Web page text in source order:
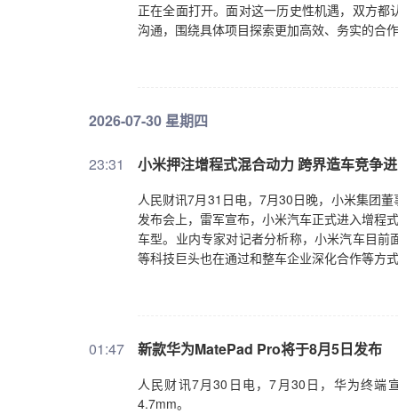
正在全面打开。面对这一历史性机遇，双方
沟通，围绕具体项目探索更加高效、务实的合
2026-07-30 星期四
23:31 小米押注增程式混合动力 跨界造车竞争
人民财讯7月31日电，7月30日晚，小米集团
发布会上，雷军宣布，小米汽车正式进入增程
车型。业内专家对记者分析称，小米汽车目
等科技巨头也在通过和整车企业深化合作等方
01:47 新款华为MatePad Pro将于8月5日发布
人民财讯7月30日电，7月30日，华为终端
4.7mm。